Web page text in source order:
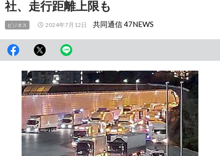
社、走行距離上限も
ビジネス 2024年7月12日 共同通信 47NEWS